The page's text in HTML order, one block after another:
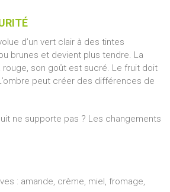
d’un vert clair à des tintes
brunes et devient plus tendre. La
son goût est sucré. Le fruit doit
peut créer des différences de
ne supporte pas ? Les changements
: amande, crème, miel, fromage,